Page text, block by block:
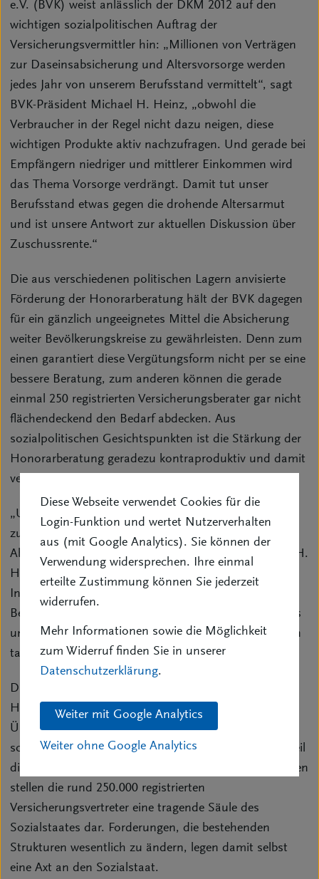
Diese Webseite verwendet Cookies für die
Login-Funktion und wertet Nutzerverhalten
aus (mit Google Analytics). Sie können der
Verwendung widersprechen. Ihre einmal
erteilte Zustimmung können Sie jederzeit
widerrufen.
Mehr Informationen sowie die Möglichkeit
zum Widerruf finden Sie in unserer
Datenschutzerklärung.
Weiter mit Google Analytics
Weiter ohne Google Analytics
e.V. (BVK) weist anlässlich der DKM 2012 auf den
wichtigen sozialpolitischen Auftrag der
Versicherungsvermittler hin: „Millionen von Verträgen
zur Daseinsabsicherung und Altersvorsorge werden
jedes Jahr von unserem Berufsstand vermittelt“, sagt
BVK-Präsident Michael H. Heinz, „obwohl die
Verbraucher in der Regel nicht dazu neigen, diese
wichtigen Produkte aktiv nachzufragen. Und gerade bei
Empfängern niedriger und mittlerer Einkommen wird
das Thema Vorsorge verdrängt. Damit tut unser
Berufsstand etwas gegen die drohende Altersarmut
und ist unsere Antwort zur aktuellen Diskussion über
Zuschussrente.“
Die aus verschiedenen politischen Lagern anvisierte
Förderung der Honorarberatung hält der BVK dagegen
für ein gänzlich ungeeignetes Mittel die Absicherung
weiter Bevölkerungskreise zu gewährleisten. Denn zum
einen garantiert diese Vergütungsform nicht per se eine
bessere Beratung, zum anderen können die gerade
einmal 250 registrierten Versicherungsberater gar nicht
flächendeckend den Bedarf abdecken. Aus
sozialpolitischen Gesichtspunkten ist die Stärkung der
Honorarberatung geradezu kontraproduktiv und damit
verbraucherfeindlich.
„Und zum Dritten lenken Honorarverhandlungen
zunächst von dem eigentlich beabsichtigten
Absicherungsinteresse der Kunden ab“, sagt Michael H.
Heinz. „Auch sind bei einer Honorarberatung
Interessenkonflikte zwischen Verbrauchern und den
Beratern nicht ausgeschlossen, beispielsweise wenn es
um das Verhältnis Leistung zu Honorar geht, wie man
tagtäglich bei den Freien Berufen erkennen kann.“
Durch falsche Regulierungsschritte hin zur
Honorarberatung könnte daher auf lange Sicht eine
Überforderung der staatlichen Sicherungssysteme, die
schon heute nicht mehr ausreichend sind, drohen, weil
die Verbraucher dann nicht abgesichert wären. Dagegen
stellen die rund 250.000 registrierten
Versicherungsvertreter eine tragende Säule des
Sozialstaates dar. Forderungen, die bestehenden
Strukturen wesentlich zu ändern, legen damit selbst
eine Axt an den Sozialstaat.